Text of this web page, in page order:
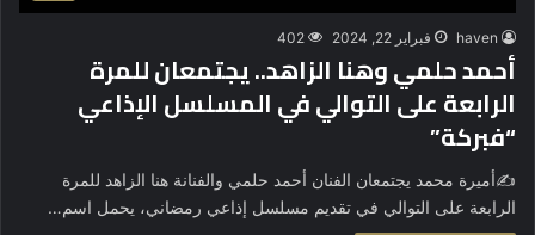
haven فبراير 22, 2024 402
أحمد حلمي وهنا الزاهد.. يجتمعان للمرة
الرابعة على التوالي في المسلسل الإذاعي
“فبركة”
✍️أميرة محمد يجتمعان الفنان أحمد حلمي والفنانة هنا الزاهد للمرة
الرابعة على التوالي في تقديم مسلسل إذاعي رمضاني، يحمل اسم…